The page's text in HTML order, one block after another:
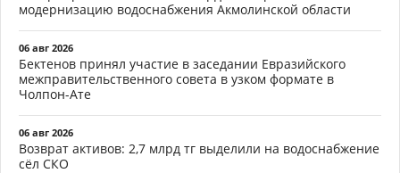
модернизацию водоснабжения Акмолинской области
06 авг 2026
Бектенов принял участие в заседании Евразийского
межправительственного совета в узком формате в
Чолпон-Ате
06 авг 2026
Возврат активов: 2,7 млрд тг выделили на водоснабжение
сёл СКО